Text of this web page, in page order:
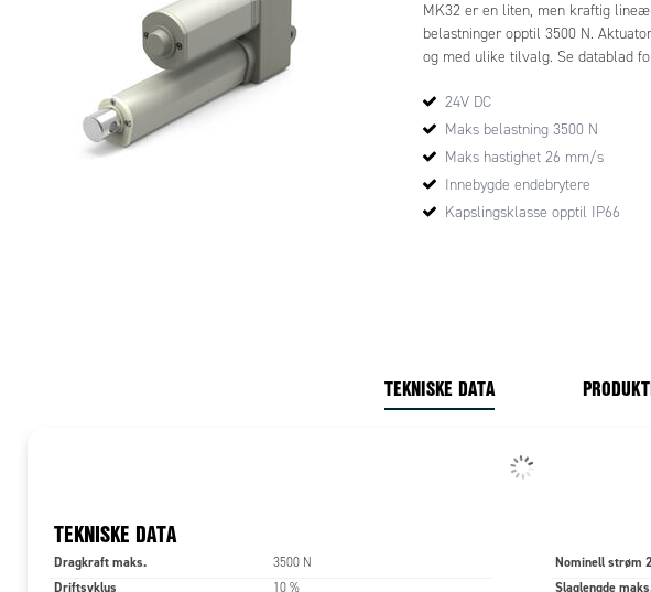
MK32 er en liten, men kraftig
belastninger opptil 3500 N.
og med ulike tilvalg. Se datablad
24V DC
Maks belastning 3500 N
Maks hastighet 26 mm/s
Innebygde endebrytere
Kapslingsklasse opptil IP66
TEKNISKE DATA
TEKNISKE DATA
Dragkraft maks. 3500 N
Driftsyklus 10 %
Nominell strøm
Slaglengde